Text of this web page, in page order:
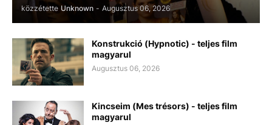
közzétette Unknown - Augusztus 06, 2026
Konstrukció (Hypnotic) - teljes film
magyarul
Augusztus 06, 2026
Kincseim (Mes trésors) - teljes film
magyarul